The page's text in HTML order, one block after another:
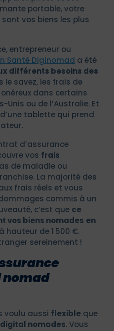
portable, votre
vos biens les plus
entrepreneur ou
Santé Diginomad a été
différents besoins des
le savez, les frais de
dans certains
Unis ou de l’Australie. Et
tablette qui prend
d’assurance
vos frais
de maladie ou
La majorité des
frais réels et vous
commis à un
c’est que ce
vos biens nomades en
à hauteur de 1 500 €.
sereinement !
voulu aussi flexible que
nomades. Vous